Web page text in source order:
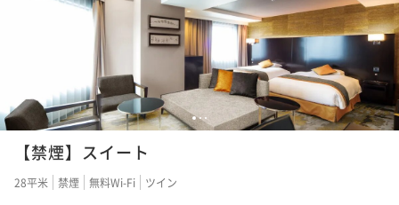
ポイント即利用で最大7％OFF
¥23,600~
¥ 21,948 ~
ポイントアップ
【連泊割引 CANVAS STAY】 ◆室料のみ◆
素泊まり 現地決済可 事前決済可
ポイント即利用で
12 3
【禁煙】スイート
28平米 禁煙 無料Wi-Fi ツイン